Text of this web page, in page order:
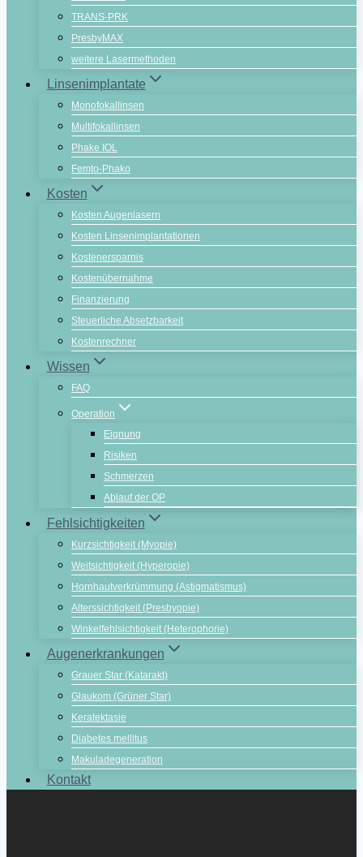
TRANS-PRK
PresbyMAX
weitere Lasermethoden
Linsenimplantate
Monofokallinsen
Multifokallinsen
Phake IOL
Femto-Phako
Kosten
Kosten Augenlasern
Kosten Linsenimplantationen
Kostenersparnis
Kostenübernahme
Finanzierung
Steuerliche Absetzbarkeit
Kostenrechner
Wissen
FAQ
Operation
Eignung
Risiken
Schmerzen
Ablauf der OP
Fehlsichtigkeiten
Kurzsichtigkeit (Myopie)
Weitsichtigkeit (Hyperopie)
Hornhautverkrümmung (Astigmatismus)
Alterssichtigkeit (Presbyopie)
Winkelfehlsichtigkeit (Heterophorie)
Augenerkrankungen
Grauer Star (Katarakt)
Glaukom (Grüner Star)
Keratektasie
Diabetes mellitus
Makuladegeneration
Kontakt